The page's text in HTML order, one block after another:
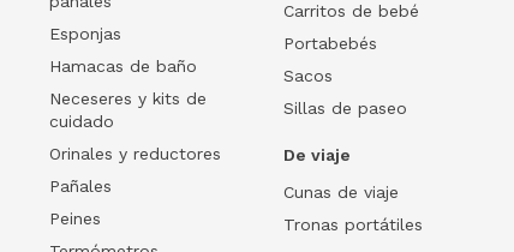
Esponjas
Hamacas de baño
Neceseres y kits de
cuidado
Orinales y reductores
Pañales
Peines
Carritos de bebé
Portabebés
Sacos
Sillas de paseo
De viaje
Cunas de viaje
Tronas portátiles